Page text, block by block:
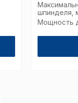
шпинделя,
Мощность